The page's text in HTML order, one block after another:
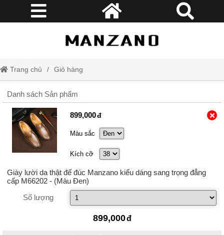
Trang chủ Giỏ hàng
Danh sách Sản phẩm
899,000
Màu sắc
Kích cỡ
Giày lười da thật đế đúc Manzano kiểu dáng sang trọng đẳng
cấp M66202- (Màu Đen)
Số lượng
899,000